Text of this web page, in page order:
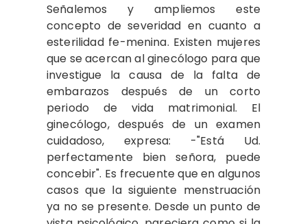
Señalemos y ampliemos este
concepto de severidad en cuanto a
esterilidad fe-menina. Existen mujeres
que se acercan al ginecólogo para que
investigue la causa de la falta de
embarazos después de un corto
periodo de vida matrimonial. El
ginecólogo, después de un examen
cuidadoso, expresa: -"Está Ud.
perfectamente bien señora, puede
concebir". Es frecuente que en algunos
casos que la siguiente menstruación
ya no se presente. Desde un punto de